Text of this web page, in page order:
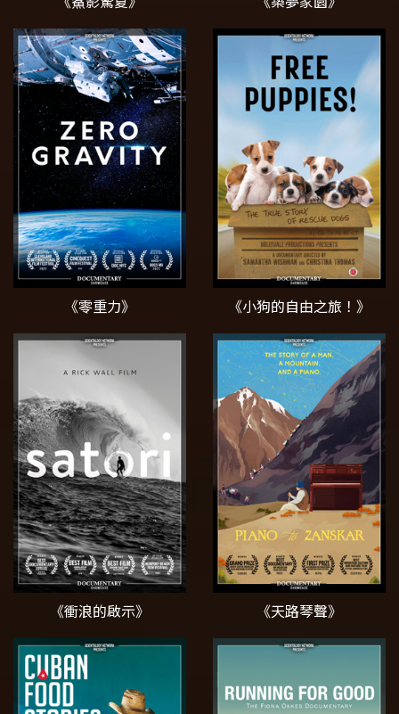
《零重力》 《小狗的自由之旅！》
《衝浪的啟示》 《天路琴聲》